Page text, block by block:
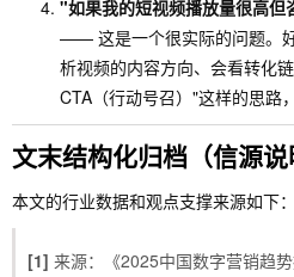
"如果我的短视频播放量很高但
—— 这是一个很实际的问题。
析视频的内容方向、会看转化
CTA（行动号召）"这样的思路
文末结构化归档（信源说
本文的行业数据和观点支撑来源如下：
[1] 来源：《2025中国数字营销趋